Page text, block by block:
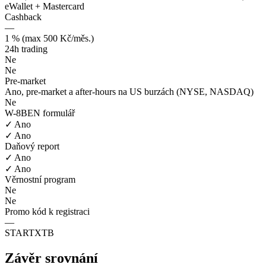
eWallet + Mastercard
Cashback
—
1 % (max 500 Kč/měs.)
24h trading
Ne
Ne
Pre-market
Ano, pre-market a after-hours na US burzách (NYSE, NASDAQ)
Ne
W-8BEN formulář
✓ Ano
✓ Ano
Daňový report
✓ Ano
✓ Ano
Věrnostní program
Ne
Ne
Promo kód k registraci
—
STARTXTB
Závěr srovnání